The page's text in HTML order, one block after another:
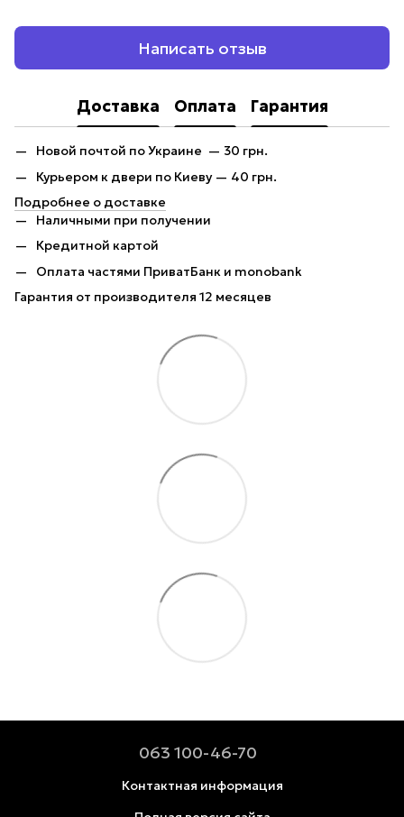
Написать отзыв
Доставка Оплата Гарантия
Новой почтой по Украине — 30 грн.
Курьером к двери по Киеву — 40 грн.
Подробнее о доставке
Наличными при получении
Кредитной картой
Оплата частями ПриватБанк и monobank
Гарантия от производителя 12 месяцев
063 100-46-70
Контактная информация